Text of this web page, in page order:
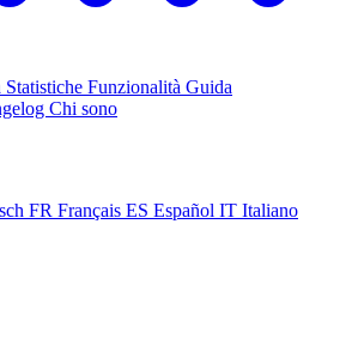
Statistiche Funzionalità Guida
Chi sono
FR Français ES Español IT Italiano